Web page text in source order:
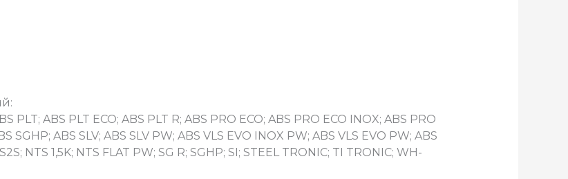
PLT; ABS PLT ECO; ABS PLT R; ABS PRO ECO; ABS PRO ECO INOX; ABS PRO
SGHP; ABS SLV; ABS SLV PW; ABS VLS EVO INOX PW; ABS VLS EVO PW; ABS
NTS 1,5K; NTS FLAT PW; SG R; SGHP; SI; STEEL TRONIC; TI TRONIC; WH-